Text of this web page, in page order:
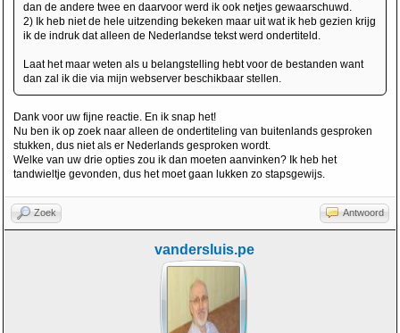
dan de andere twee en daarvoor werd ik ook netjes gewaarschuwd.
2) Ik heb niet de hele uitzending bekeken maar uit wat ik heb gezien krijg
ik de indruk dat alleen de Nederlandse tekst werd ondertiteld.
Laat het maar weten als u belangstelling hebt voor de bestanden want
dan zal ik die via mijn webserver beschikbaar stellen.
Dank voor uw fijne reactie. En ik snap het!
Nu ben ik op zoek naar alleen de ondertiteling van buitenlands gesproken
stukken, dus niet als er Nederlands gesproken wordt.
Welke van uw drie opties zou ik dan moeten aanvinken? Ik heb het
tandwieltje gevonden, dus het moet gaan lukken zo stapsgewijs.
Zoek Antwoord
vandersluis.pe